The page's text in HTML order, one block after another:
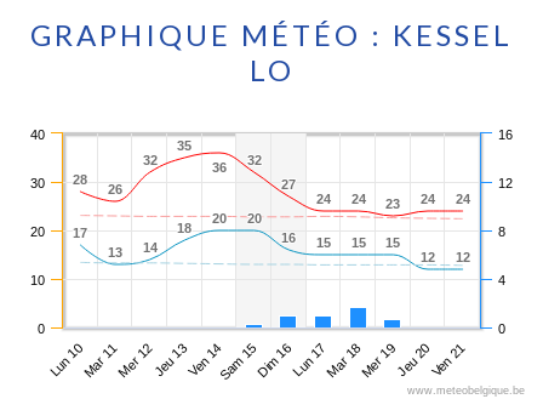
GRAPHIQUE MÉTÉO : KESSEL
LO
28
28
26
26
32
32
35
35
36
36 32
32
27
27
24
24 24
24 23
23 24
24 24
24
17
17
13
13 14
14
18
18
20
20 20
20
16
16 15
15 15
15 15
15
12
12 12
12
Lun 10Mar 11Mer 12Jeu 13Ven 14Sam 15Dim 16Lun 17Mar 18Mer 19Jeu 20Ven 21
0
10
20
30
40
0
4
8
12
16
www.meteobelgique.be